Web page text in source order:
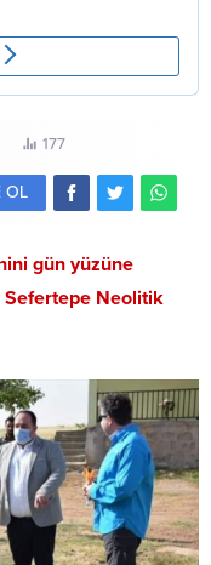
177
OL
gün yüzüne
Sefertepe Neolitik